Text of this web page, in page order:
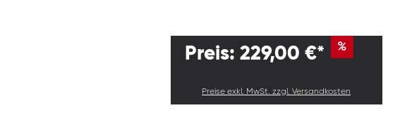
Preis: 229,00 €* %
Preise exkl. MwSt. zzgl. Versandkosten